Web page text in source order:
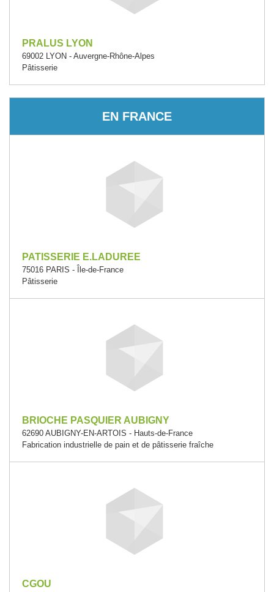
PRALUS LYON
69002 LYON - Auvergne-Rhône-Alpes
Pâtisserie
EN FRANCE
PATISSERIE E.LADUREE
75016 PARIS - Île-de-France
Pâtisserie
BRIOCHE PASQUIER AUBIGNY
62690 AUBIGNY-EN-ARTOIS - Hauts-de-France
Fabrication industrielle de pain et de pâtisserie fraîche
CGOU